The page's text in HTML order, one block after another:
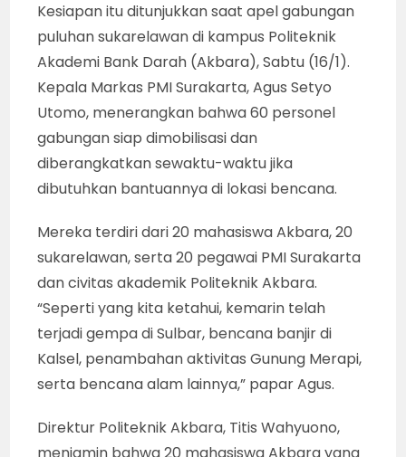
Kesiapan itu ditunjukkan saat apel gabungan
puluhan sukarelawan di kampus Politeknik
Akademi Bank Darah (Akbara), Sabtu (16/1).
Kepala Markas PMI Surakarta, Agus Setyo
Utomo, menerangkan bahwa 60 personel
gabungan siap dimobilisasi dan
diberangkatkan sewaktu-waktu jika
dibutuhkan bantuannya di lokasi bencana.
Mereka terdiri dari 20 mahasiswa Akbara, 20
sukarelawan, serta 20 pegawai PMI Surakarta
dan civitas akademik Politeknik Akbara.
“Seperti yang kita ketahui, kemarin telah
terjadi gempa di Sulbar, bencana banjir di
Kalsel, penambahan aktivitas Gunung Merapi,
serta bencana alam lainnya,” papar Agus.
Direktur Politeknik Akbara, Titis Wahyuono,